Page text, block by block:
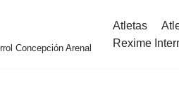
Concepción Arenal
Atletas
Rexime